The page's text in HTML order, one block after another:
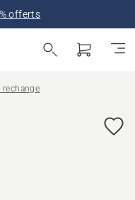
offerts
rechange